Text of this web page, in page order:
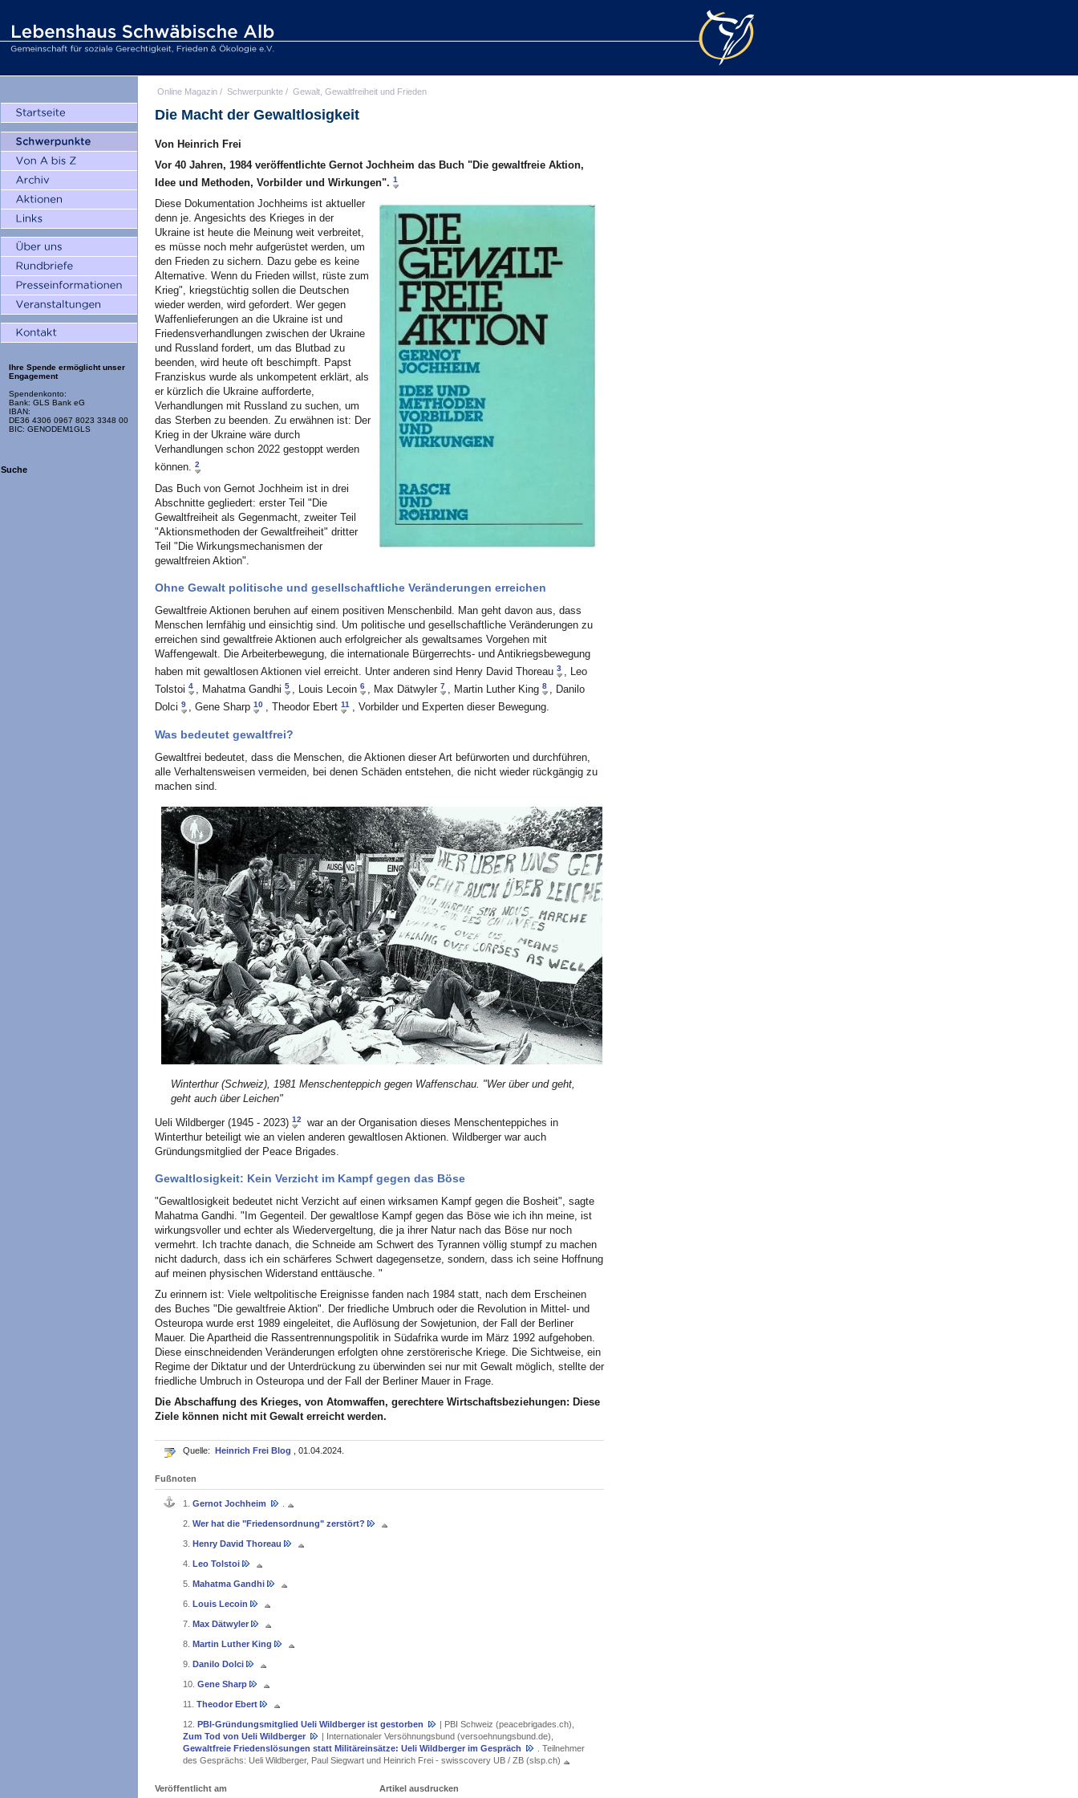
Ihre Spende ermöglicht unser
Engagement
Spendenkonto:
Bank: GLS Bank eG
IBAN:
DE36 4306 0967 8023 3348 00
BIC: GENODEM1GLS
Suche
Online Magazin / Schwerpunkte / Gewalt, Gewaltfreiheit und Frieden
Die Macht der Gewaltlosigkeit
Von Heinrich Frei
Vor 40 Jahren, 1984 veröffentlichte Gernot Jochheim das Buch "Die gewaltfreie Aktion,
Idee und Methoden, Vorbilder und Wirkungen". 1
Diese Dokumentation Jochheims ist aktueller
denn je. Angesichts des Krieges in der
Ukraine ist heute die Meinung weit verbreitet,
es müsse noch mehr aufgerüstet werden, um
den Frieden zu sichern. Dazu gebe es keine
Alternative. Wenn du Frieden willst, rüste zum
Krieg", kriegstüchtig sollen die Deutschen
wieder werden, wird gefordert. Wer gegen
Waffenlieferungen an die Ukraine ist und
Friedensverhandlungen zwischen der Ukraine
und Russland fordert, um das Blutbad zu
beenden, wird heute oft beschimpft. Papst
Franziskus wurde als unkompetent erklärt, als
er kürzlich die Ukraine aufforderte,
Verhandlungen mit Russland zu suchen, um
das Sterben zu beenden. Zu erwähnen ist: Der
Krieg in der Ukraine wäre durch
Verhandlungen schon 2022 gestoppt werden
können. 2
Das Buch von Gernot Jochheim ist in drei
Abschnitte gegliedert: erster Teil "Die
Gewaltfreiheit als Gegenmacht, zweiter Teil
"Aktionsmethoden der Gewaltfreiheit" dritter
Teil "Die Wirkungsmechanismen der
gewaltfreien Aktion".
Ohne Gewalt politische und gesellschaftliche Veränderungen erreichen
Gewaltfreie Aktionen beruhen auf einem positiven Menschenbild. Man geht davon aus, dass
Menschen lernfähig und einsichtig sind. Um politische und gesellschaftliche Veränderungen zu
erreichen sind gewaltfreie Aktionen auch erfolgreicher als gewaltsames Vorgehen mit
Waffengewalt. Die Arbeiterbewegung, die internationale Bürgerrechts- und Antikriegsbewegung
haben mit gewaltlosen Aktionen viel erreicht. Unter anderen sind Henry David Thoreau 3
, Leo
Tolstoi 4 , Mahatma Gandhi 5 , Louis Lecoin 6 , Max Dätwyler 7 , Martin Luther King 8 , Danilo
Dolci 9 , Gene Sharp 10 , Theodor Ebert 11 , Vorbilder und Experten dieser Bewegung.
Was bedeutet gewaltfrei?
Gewaltfrei bedeutet, dass die Menschen, die Aktionen dieser Art befürworten und durchführen,
alle Verhaltensweisen vermeiden, bei denen Schäden entstehen, die nicht wieder rückgängig zu
machen sind.
Winterthur (Schweiz), 1981 Menschenteppich gegen Waffenschau. "Wer über und geht,
geht auch über Leichen"
Ueli Wildberger (1945 - 2023) 12
war an der Organisation dieses Menschenteppiches in
Winterthur beteiligt wie an vielen anderen gewaltlosen Aktionen. Wildberger war auch
Gründungsmitglied der Peace Brigades.
Gewaltlosigkeit: Kein Verzicht im Kampf gegen das Böse
"Gewaltlosigkeit bedeutet nicht Verzicht auf einen wirksamen Kampf gegen die Bosheit", sagte
Mahatma Gandhi. "Im Gegenteil. Der gewaltlose Kampf gegen das Böse wie ich ihn meine, ist
wirkungsvoller und echter als Wiedervergeltung, die ja ihrer Natur nach das Böse nur noch
vermehrt. Ich trachte danach, die Schneide am Schwert des Tyrannen völlig stumpf zu machen
nicht dadurch, dass ich ein schärferes Schwert dagegensetze, sondern, dass ich seine Hoffnung
auf meinen physischen Widerstand enttäusche. "
Zu erinnern ist: Viele weltpolitische Ereignisse fanden nach 1984 statt, nach dem Erscheinen
des Buches "Die gewaltfreie Aktion". Der friedliche Umbruch oder die Revolution in Mittel- und
Osteuropa wurde erst 1989 eingeleitet, die Auflösung der Sowjetunion, der Fall der Berliner
Mauer. Die Apartheid die Rassentrennungspolitik in Südafrika wurde im März 1992 aufgehoben.
Diese einschneidenden Veränderungen erfolgten ohne zerstörerische Kriege. Die Sichtweise, ein
Regime der Diktatur und der Unterdrückung zu überwinden sei nur mit Gewalt möglich, stellte der
friedliche Umbruch in Osteuropa und der Fall der Berliner Mauer in Frage.
Die Abschaffung des Krieges, von Atomwaffen, gerechtere Wirtschaftsbeziehungen: Diese
Ziele können nicht mit Gewalt erreicht werden.
Quelle: Heinrich Frei Blog , 01.04.2024.
Fußnoten
1. Gernot Jochheim
2. Wer hat die "Friedensordnung" zerstört?
3. Henry David Thoreau
4. Leo Tolstoi
5. Mahatma Gandhi
6. Louis Lecoin
7. Max Dätwyler
8. Martin Luther King
9. Danilo Dolci
10. Gene Sharp
11. Theodor Ebert
12. PBI-Gründungsmitglied Ueli Wildberger ist gestorben
| PBI Schweiz (peacebrigades.ch),
Zum Tod von Ueli Wildberger
| Internationaler Versöhnungsbund (versoehnungsbund.de),
Gewaltfreie Friedenslösungen statt Militäreinsätze: Ueli Wildberger im Gespräch
. Teilnehmer
des Gesprächs: Ueli Wildberger, Paul Siegwart und Heinrich Frei - swisscovery UB / ZB (slsp.ch)
Veröffentlicht am Artikel ausdrucken